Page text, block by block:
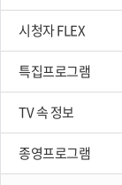
시청자 FLEX
특집프로그램
TV 속 정보
종영프로그램